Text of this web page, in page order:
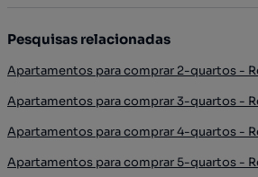
Pesquisas relacionadas
Apartamentos para comprar 2-quartos -
Apartamentos para comprar 3-quartos -
Apartamentos para comprar 4-quartos -
Apartamentos para comprar 5-quartos -